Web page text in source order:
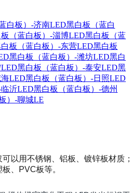
白板）-济南LED黑白板（蓝白
（蓝白板）-淄博LED黑白板（蓝
板（蓝白板）-东营LED黑白板
黑白板（蓝白板）-潍坊LED黑白
黑白板（蓝白板）-泰安LED黑
LED黑白板（蓝白板）-日照LED
沂LED黑白板（蓝白板）-德州
）-聊城LE
以用不锈钢、铝板、镀锌板材质；
、PVC板等。